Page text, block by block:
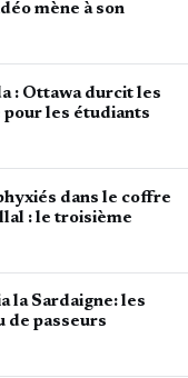
mène à son
: Ottawa durcit les
pour les étudiants
dans le coffre
: le troisième
la Sardaigne: les
de passeurs